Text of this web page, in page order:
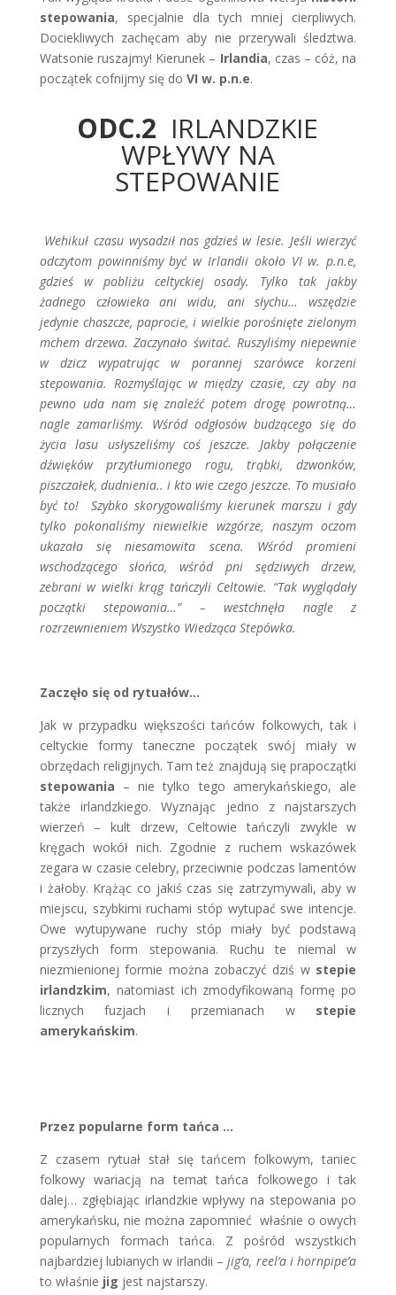
stepowania, specjalnie dla tych mniej cierpliwych.
Dociekliwych zachęcam aby nie przerywali śledztwa.
Watsonie ruszajmy! Kierunek – Irlandia, czas – cóż, na
początek cofnijmy się do VI w. p.n.e.
ODC.2 IRLANDZKIE
WPŁYWY NA
STEPOWANIE
Wehikuł czasu wysadził nas gdzieś w lesie. Jeśli wierzyć
odczytom powinniśmy być w Irlandii około VI w. p.n.e,
gdzieś w pobliżu celtyckiej osady. Tylko tak jakby
żadnego człowieka ani widu, ani słychu… wszędzie
jedynie chaszcze, paprocie, i wielkie porośnięte zielonym
mchem drzewa. Zaczynało świtać. Ruszyliśmy niepewnie
w dzicz wypatrując w porannej szarówce korzeni
stepowania. Rozmyślając w między czasie, czy aby na
pewno uda nam się znaleźć potem drogę powrotną…
nagle zamarliśmy. Wśród odgłosów budzącego się do
życia lasu usłyszeliśmy coś jeszcze. Jakby połączenie
dźwięków przytłumionego rogu, trąbki, dzwonków,
piszczałek, dudnienia.. i kto wie czego jeszcze. To musiało
być to! Szybko skorygowaliśmy kierunek marszu i gdy
tylko pokonaliśmy niewielkie wzgórze, naszym oczom
ukazała się niesamowita scena. Wśród promieni
wschodzącego słońca, wśród pni sędziwych drzew,
zebrani w wielki krąg tańczyli Celtowie. “Tak wyglądały
początki stepowania…” – westchnęła nagle z
rozrzewnieniem Wszystko Wiedząca Stepówka.
Zaczęło się od rytuałów…
Jak w przypadku większości tańców folkowych, tak i
celtyckie formy taneczne początek swój miały w
obrzędach religijnych. Tam też znajdują się prapoczątki
stepowania – nie tylko tego amerykańskiego, ale
także irlandzkiego. Wyznając jedno z najstarszych
wierzeń – kult drzew, Celtowie tańczyli zwykle w
kręgach wokół nich. Zgodnie z ruchem wskazówek
zegara w czasie celebry, przeciwnie podczas lamentów
i żałoby. Krążąc co jakiś czas się zatrzymywali, aby w
miejscu, szybkimi ruchami stóp wytupać swe intencje.
Owe wytupywane ruchy stóp miały być podstawą
przyszłych form stepowania. Ruchu te niemal w
niezmienionej formie można zobaczyć dziś w stepie
irlandzkim, natomiast ich zmodyfikowaną formę po
licznych fuzjach i przemianach w stepie
amerykańskim.
Przez popularne form tańca …
Z czasem rytuał stał się tańcem folkowym, taniec
folkowy wariacją na temat tańca folkowego i tak
dalej… zgłębiając irlandzkie wpływy na stepowania po
amerykańsku, nie można zapomnieć właśnie o owych
popularnych formach tańca. Z pośród wszystkich
najbardziej lubianych w irlandii –jig’a, reel’a i hornpipe’a
to właśnie jig jest najstarszy.